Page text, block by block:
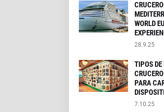
WORLD
28.9.25
TIPOS DE
PARA
7.10.25